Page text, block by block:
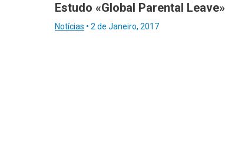
Estudo «Global Parental Leave»
Notícias • 2 de Janeiro, 2017